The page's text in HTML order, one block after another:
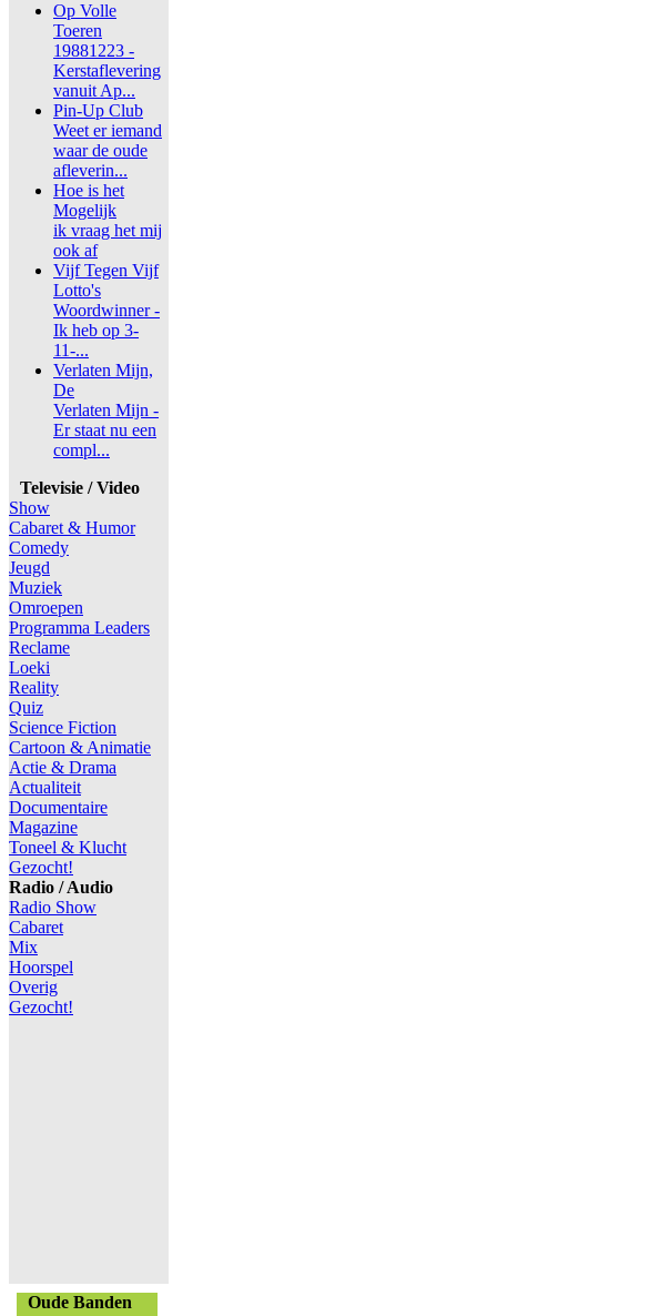
Op Volle
Toeren
19881223 -
Kerstaflevering
vanuit Ap...
Pin-Up Club
Weet er iemand
waar de oude
afleverin...
Hoe is het
Mogelijk
ik vraag het mij
ook af
Vijf Tegen Vijf
Lotto's
Woordwinner -
Ik heb op 3-
11-...
Verlaten Mijn,
De
Verlaten Mijn -
Er staat nu een
compl...
Televisie / Video
Show
Cabaret & Humor
Comedy
Jeugd
Muziek
Omroepen
Programma Leaders
Reclame
Loeki
Reality
Quiz
Science Fiction
Cartoon & Animatie
Actie & Drama
Actualiteit
Documentaire
Magazine
Toneel & Klucht
Gezocht!
Radio / Audio
Radio Show
Cabaret
Mix
Hoorspel
Overig
Gezocht!
Oude Banden